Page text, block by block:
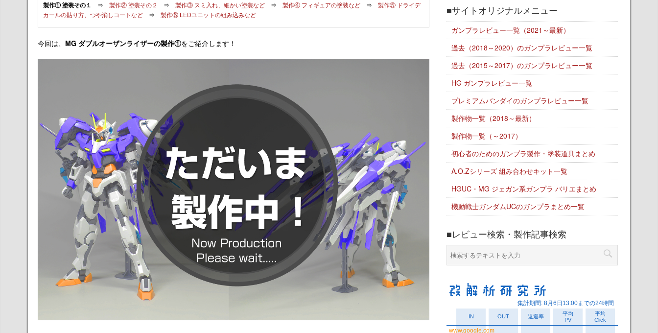
製作① 塗装その１ ⇒ 製作② 塗装その２ ⇒ 製作③ スミ入れ、細かい塗装など ⇒ 製作④ フィギュアの塗装など ⇒ 製作⑤ ドライデ
カールの貼り方、つや消しコートなど ⇒ 製作⑥ LEDユニットの組み込みなど
今回は、 MG ダブルオーザンライザーの製作①をご紹介します！
■サイトオリジナルメニュー
ガンプラレビュー一覧（2021～最新）
過去（2018～2020）のガンプラレビュー一覧
過去（2015～2017）のガンプラレビュー一覧
HG ガンプラレビュー一覧
プレミアムバンダイのガンプラレビュー一覧
製作物一覧（2018～最新）
製作物一覧（～2017）
初心者のためのガンプラ製作・塗装道具まとめ
A.O.Zシリーズ 組み合わせキット一覧
HGUC・MG ジェガン系ガンプラ バリエまとめ
機動戦士ガンダムUCのガンプラまとめ一覧
■レビュー検索・製作記事検索